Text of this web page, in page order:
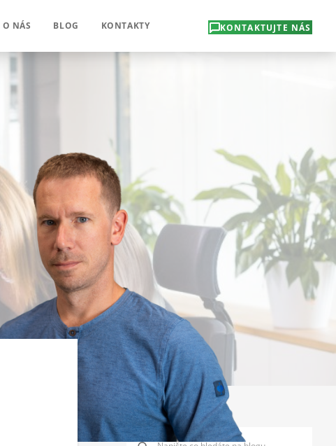
O NÁS BLOG KONTAKTY KONTAKTUJTE NÁS